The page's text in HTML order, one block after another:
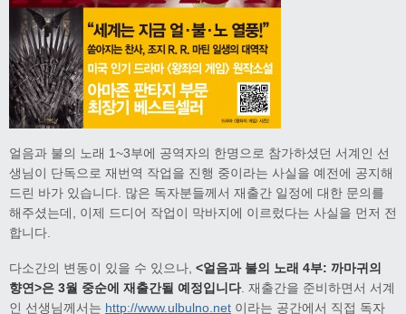
얼음과 불의 노래 1~3부에 공역자의 한명으로 참가하셨던 서계인 선
생님이 단독으로 재번역 작업을 진행 중이라는 사실을 예전에 공지해
드린 바가 있습니다. 많은 독자분들께서 재출간 일정에 대한 문의를
해주셨는데, 이제 드디어 작업이 막바지에 이르렀다는 사실을 먼저 전
합니다.
다소간의 변동이 있을 수 있으나, <얼음과 불의 노래 4부: 까마귀의
향연>은 3월 중순에 재출간될 예정입니다. 재출간을 준비하면서 서계
인 선생님께서는 http://www.ulbulno.net 이라는 공간에서 직접 독자